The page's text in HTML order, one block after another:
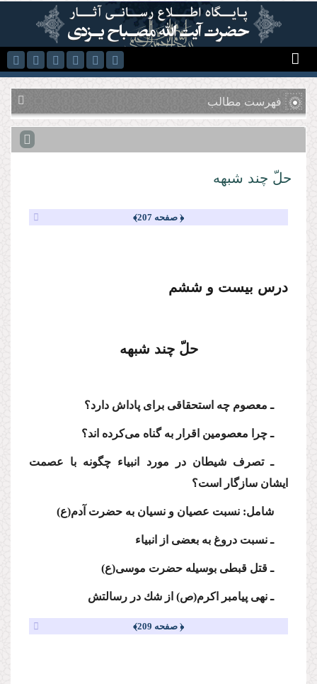
رفتن به محتوای اصلی
فهرست مطالب
حلّ چند شبهه
﴿ صفحه 207﴾
درس بیست و ششم
حلّ چند شبهه
ـ معصوم چه استحقاقى براى پاداش دارد؟
ـ چرا معصومین اقرار به گناه مى‌كرده اند؟
ـ تصرف شیطان در مورد انبیاء چگونه با عصمت
ایشان سازگار است؟
شامل: نسبت عصیان و نسیان به حضرت آدم(ع)
ـ نسبت دروغ به بعضى از انبیاء
ـ قتل قبطى بوسیله حضرت موسى(ع)
ـ نهى پیامبر اكرم(ص) از شك در رسالتش
﴿ صفحه 209﴾